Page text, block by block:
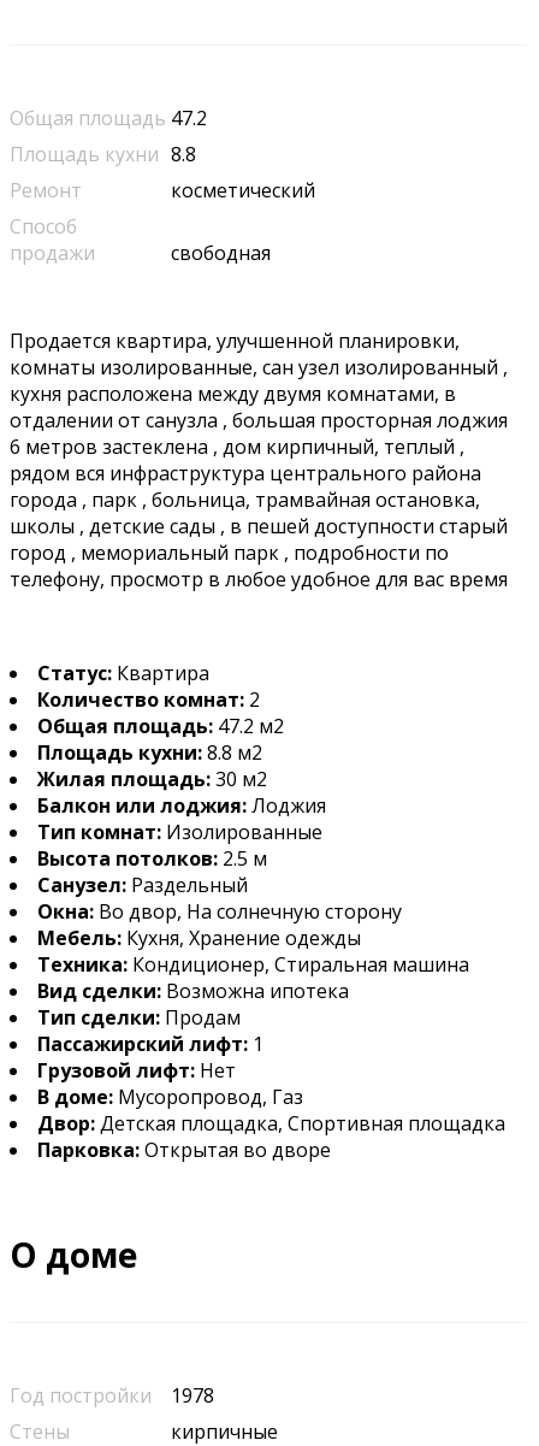
Общая площадь 47.2
Площадь кухни 8.8
Ремонт
косметический
Способ
продажи
свободная
Продается квартира, улучшенной планировки,
комнаты изолированные, сан узел изолированный ,
кухня расположена между двумя комнатами, в
отдалении от санузла , большая просторная лоджия
6 метров застеклена , дом кирпичный, теплый ,
рядом вся инфраструктура центрального района
города , парк , больница, трамвайная остановка,
школы , детские сады , в пешей доступности старый
город , мемориальный парк , подробности по
телефону, просмотр в любое удобное для вас время
Статус: Квартира
Количество комнат: 2
Общая площадь: 47.2 м2
Площадь кухни:8.8 м2
Жилая площадь:30 м2
Балкон или лоджия:Лоджия
Тип комнат: Изолированные
Высота потолков: 2.5 м
Санузел: Раздельный
Окна: Во двор, На солнечную сторону
Мебель: Кухня, Хранение одежды
Техника: Кондиционер, Стиральная машина
Вид сделки: Возможна ипотека
Тип сделки: Продам
Пассажирский лифт: 1
Грузовой лифт: Нет
В доме: Мусоропровод, Газ
Двор:Детская площадка, Спортивная площадка
Парковка:Открытая во дворе
О доме
Год постройки
1978
Стены
кирпичные